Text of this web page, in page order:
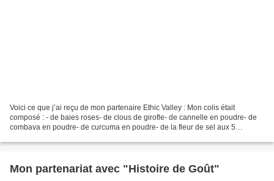
Voici ce que j’ai reçu de mon partenaire Ethic Valley : Mon colis était
composé : - de baies roses- de clous de girofle- de cannelle en poudre- de
combava en poudre- de curcuma en poudre- de la fleur de sel aux 5
Mon partenariat avec "Histoire de Goût"